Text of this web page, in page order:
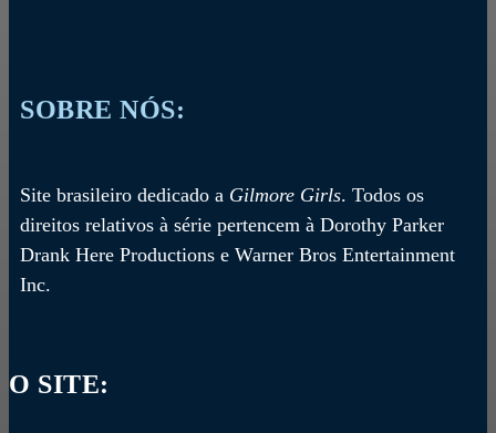
SOBRE NÓS:
Site brasileiro dedicado a Gilmore Girls. Todos os
direitos relativos à série pertencem à Dorothy Parker
Drank Here Productions e Warner Bros Entertainment
Inc.
O SITE: